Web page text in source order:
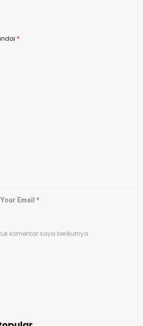
*
komentar saya berikutnya.